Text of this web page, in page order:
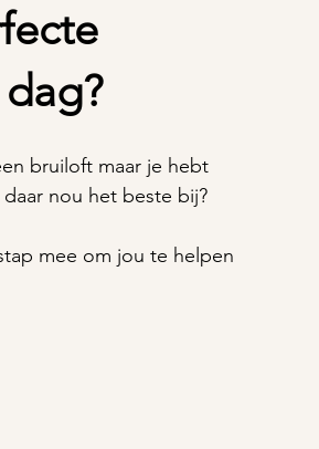
bruiloft maar je hebt
nou het beste bij?
mee om jou te helpen